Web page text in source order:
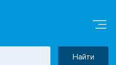
Найти